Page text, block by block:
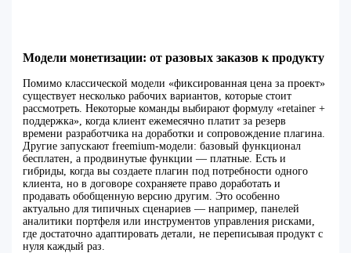
Модели монетизации: от разовых заказов к продукту
Помимо классической модели «фиксированная цена за проект»
существует несколько рабочих вариантов, которые стоит
рассмотреть. Некоторые команды выбирают формулу «retainer +
поддержка», когда клиент ежемесячно платит за резерв
времени разработчика на доработки и сопровождение плагина.
Другие запускают freemium-модели: базовый функционал
бесплатен, а продвинутые функции — платные. Есть и
гибриды, когда вы создаете плагин под потребности одного
клиента, но в договоре сохраняете право доработать и
продавать обобщенную версию другим. Это особенно
актуально для типичных сценариев — например, панелей
аналитики портфеля или инструментов управления рисками,
где достаточно адаптировать детали, не переписывая продукт с
нуля каждый раз.